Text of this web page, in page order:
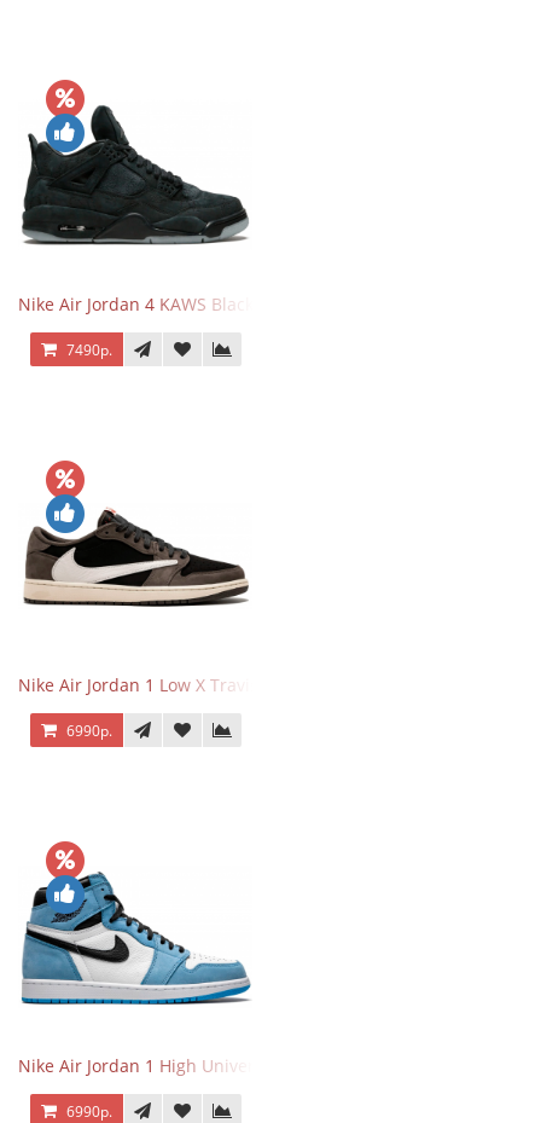
Nike Air Jordan 4 KAWS Black
7490р.
Nike Air Jordan 1 Low X Travis Scott
6990р.
Nike Air Jordan 1 High University Blue
6990р.